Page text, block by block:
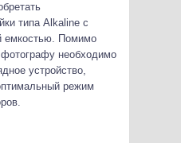
типа Alkaline с
емкостью. Помимо
необходимо
устройство,
режим